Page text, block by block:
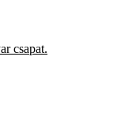
csapat.